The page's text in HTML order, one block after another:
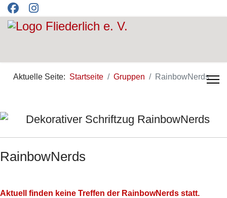
Aktuelle Seite: Startseite Gruppen RainbowNerds
RainbowNerds
Aktuell finden keine Treffen der RainbowNerds statt.